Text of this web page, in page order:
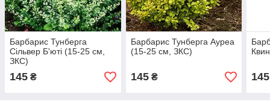
Барбарис Тунберга
Сільвер Б'юті (15-25 см,
ЗКС)
145 ₴
Барбарис Тунберга Ауреа
(15-25 см, ЗКС)
145₴ 145